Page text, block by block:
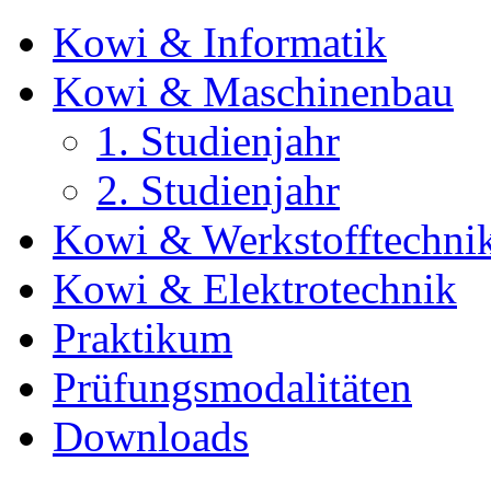
Kowi & Informatik
Kowi & Maschinenbau
1. Studienjahr
2. Studienjahr
Kowi &
Kowi & Elektrotechnik
Praktikum
Prüfungsmodalitäten
Downloads